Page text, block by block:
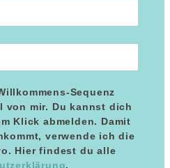
Sequenz
von mir. Du kannst dich
Klick abmelden. Damit
verwende ich die
Hier findest du alle
.
und Erfahrungen zu